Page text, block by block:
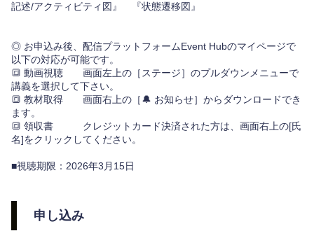
記述/アクティビティ図』 『状態遷移図』
◎ お申込み後、配信プラットフォームEvent Hubのマイページで
以下の対応が可能です。
🔳 動画視聴 画面左上の［ステージ］のプルダウンメニューで
講義を選択して下さい。
🔳 教材取得 画面右上の［🔔 お知らせ］からダウンロードでき
ます。
🔳 領収書 クレジットカード決済された方は、画面右上の[氏
名]をクリックしてください。
■視聴期限：2026年3月15日
申し込み